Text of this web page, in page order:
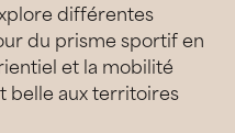
différentes
du prisme sportif en
et la mobilité
belle aux territoires